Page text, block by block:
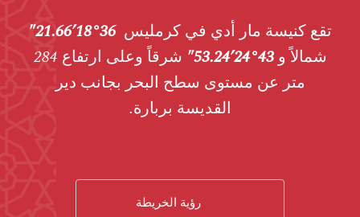
تقع كنيسة مار أدي في كرمليس36°18’21.66″
شمالاً و43°24’53.24″
شرقاً وعلى ارتفاع 284
متر عن مستوى سطح البحر بجانب دير
القديسة بربارة.
رؤية الخريطة